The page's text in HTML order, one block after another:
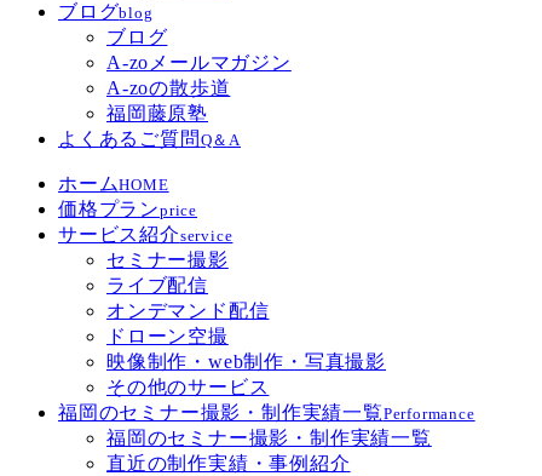
ブログblog
ブログ
A-zoメールマガジン
A-zoの散歩道
福岡藤原塾
よくあるご質問 Q＆A
ホームHOME
価格プランprice
サービス紹介service
セミナー撮影
ライブ配信
オンデマンド配信
ドローン空撮
映像制作・web制作・写真撮影
その他のサービス
福岡のセミナー撮影・制作実績一覧Performance
福岡のセミナー撮影・制作実績一覧
直近の制作実績・事例紹介